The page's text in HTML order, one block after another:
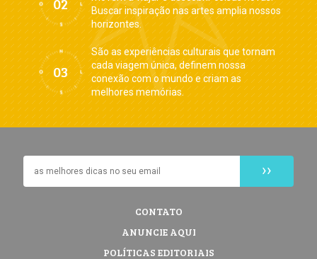
Buscar inspiração nas artes amplia nossos
horizontes.
São as experiências culturais que tornam
cada viagem única, definem nossa
conexão com o mundo e criam as
melhores memórias.
CONTATO
ANUNCIE AQUI
POLÍTICAS EDITORIAIS